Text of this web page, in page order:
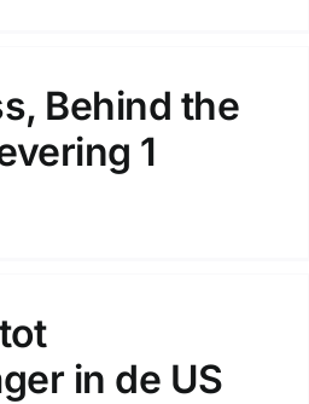
Behind the
1
in de US